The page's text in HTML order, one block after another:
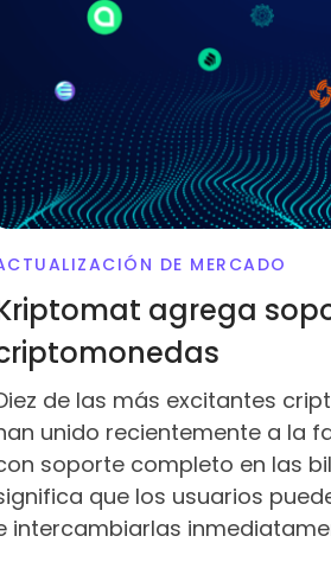
DE MERCADO
agrega
de las más excitantes
unido recientemente a la
soporte completo en las
que los usuarios
intercambiarlas